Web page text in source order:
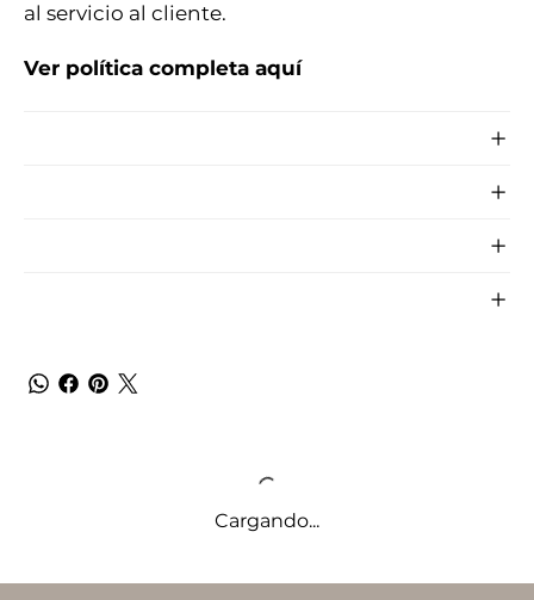
al servicio al cliente.
Ver política completa aquí
Cargando...